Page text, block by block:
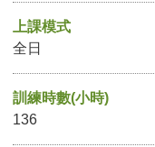
上課模式
全日
訓練時數(小時)
136